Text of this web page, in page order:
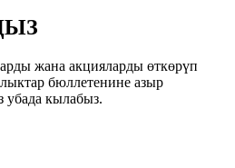
жана акцияларды өткөрүп
бюллетенине азыр
кылабыз.